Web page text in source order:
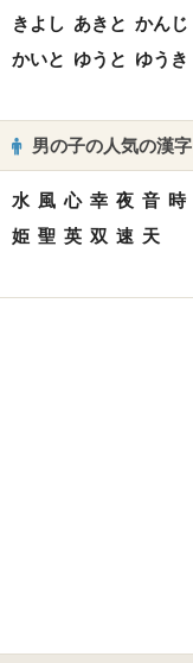
きよし あきと かんじ
かいと ゆうと ゆうき
男の子の人気の漢字
水 風 心 幸 夜 音 時
姫 聖 英 双 速 天